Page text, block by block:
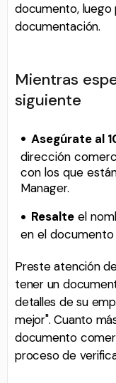
documento, luego
documentación.
Mientras
siguiente
Asegúrate al
dirección
con los que
Manager.
Resalte el
en el
Preste atención
tener un
detalles de su
mejor". Cuanto
documento
proceso de